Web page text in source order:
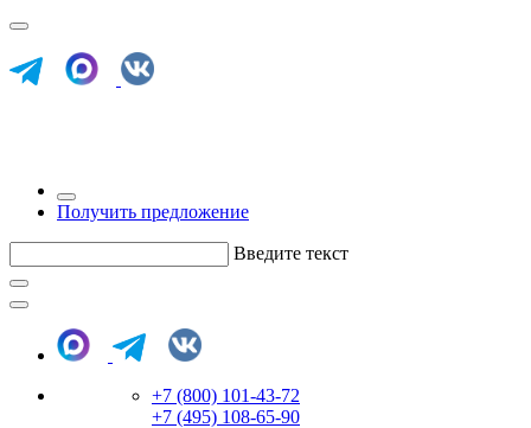
Получить предложение
Введите текст
+7 (800) 101-43-72
+7 (495) 108-65-90